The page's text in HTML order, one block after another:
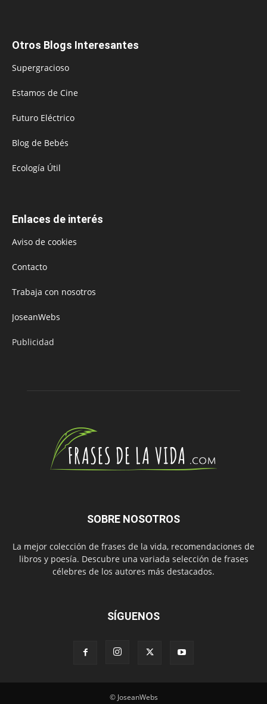
Otros Blogs Interesantes
Supergracioso
Estamos de Cine
Futuro Eléctrico
Blog de Bebés
Ecología Útil
Enlaces de interés
Aviso de cookies
Contacto
Trabaja con nosotros
JoseanWebs
Publicidad
SOBRE NOSOTROS
La mejor colección de frases de la vida, recomendaciones de
libros y poesía. Descubre una variada selección de frases
célebres de los autores más destacados.
SÍGUENOS
© JoseanWebs